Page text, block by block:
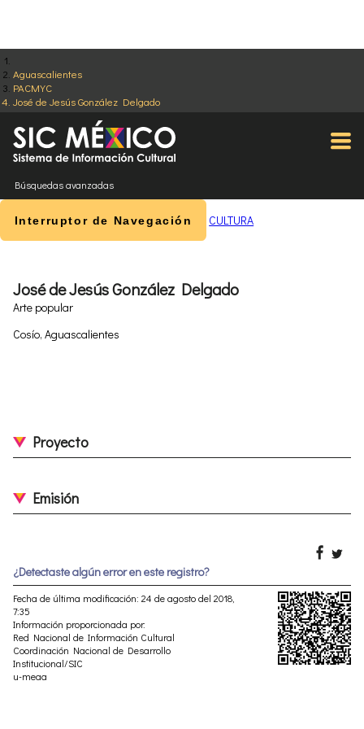
Aguascalientes
PACMYC
José de Jesús González Delgado
Búsquedas avanzadas
Interruptor de Navegación CULTURA
José de Jesús González Delgado
Arte popular
Cosío, Aguascalientes
Proyecto
Emisión
¿Detectaste algún error en este registro?
Fecha de última modificación: 24 de agosto del 2018,
7:35
Información proporcionada por:
Red Nacional de Información Cultural
Coordinación Nacional de Desarrollo
Institucional/SIC
u-meaa